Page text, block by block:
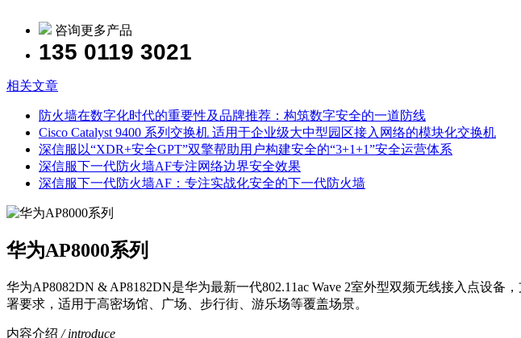
咨询更多产品
135 0119 3021
相关文章
防火墙在数字化时代的重要性及品牌推荐：构筑数字安全的一道防线
Cisco Catalyst 9400 系列交换机 适用于企业级大中型园区接入网络的模块化交换机
深信服以“XDR+安全GPT”双擎帮助用户构建安全的“3+1+1”安全运营体系
深信服下一代防火墙AF专注网络边界安全效果
深信服下一代防火墙AF：专注实战化安全的下一代防火墙
华为AP8000系列
华为AP8082DN & AP8182DN是华为最新一代802.11ac Wave 2室外型双频无线接入点设
署要求，适用于高密场馆、广场、步行街、游乐场等覆盖场景。
内容介绍 / introduce